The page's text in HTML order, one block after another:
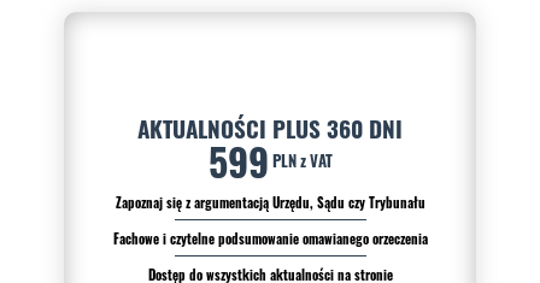
AKTUALNOŚCI PLUS 360 DNI
599 PLN z VAT
Zapoznaj się z argumentacją Urzędu, Sądu czy Trybunału
Fachowe i czytelne podsumowanie omawianego orzeczenia
Dostęp do wszystkich aktualności na stronie